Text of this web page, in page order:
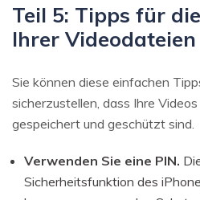
Teil 5: Tipps für
Ihrer Videodateien
Sie können diese einfachen
sicherzustellen, dass Ihre
gespeichert und geschützt sind.
Verwenden Sie eine PIN.
Sicherheitsfunktion des